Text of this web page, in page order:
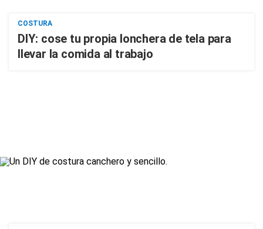
COSTURA
DIY: cose tu propia lonchera de tela para
llevar la comida al trabajo